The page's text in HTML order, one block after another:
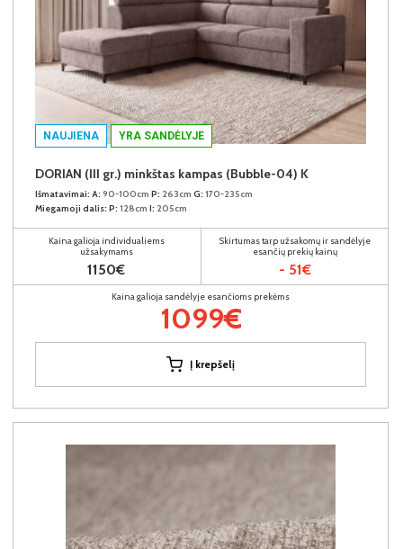
NAUJIENA YRA SANDĖLYJE
DORIAN (III gr.) minkštas kampas (Bubble-04) K
Išmatavimai: A: 90-100cm P: 263cm G: 170-235cm
Miegamoji dalis: P: 128cm I: 205cm
Kaina galioja individualiems
užsakymams
1150€
Skirtumas tarp užsakomų ir sandėlyje
esančių prekių kainų
- 51€
Kaina galioja sandėlyje esančioms prekėms
1099€
Į krepšelį